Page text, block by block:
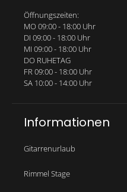
Öffnungszeiten:
MO 09:00 - 18:00 Uhr
DI 09:00 - 18:00 Uhr
MI 09:00 - 18:00 Uhr
DO RUHETAG
FR 09:00 - 18:00 Uhr
SA 10:00 - 14:00 Uhr
Informationen
Gitarrenurlaub
Rimmel Stage